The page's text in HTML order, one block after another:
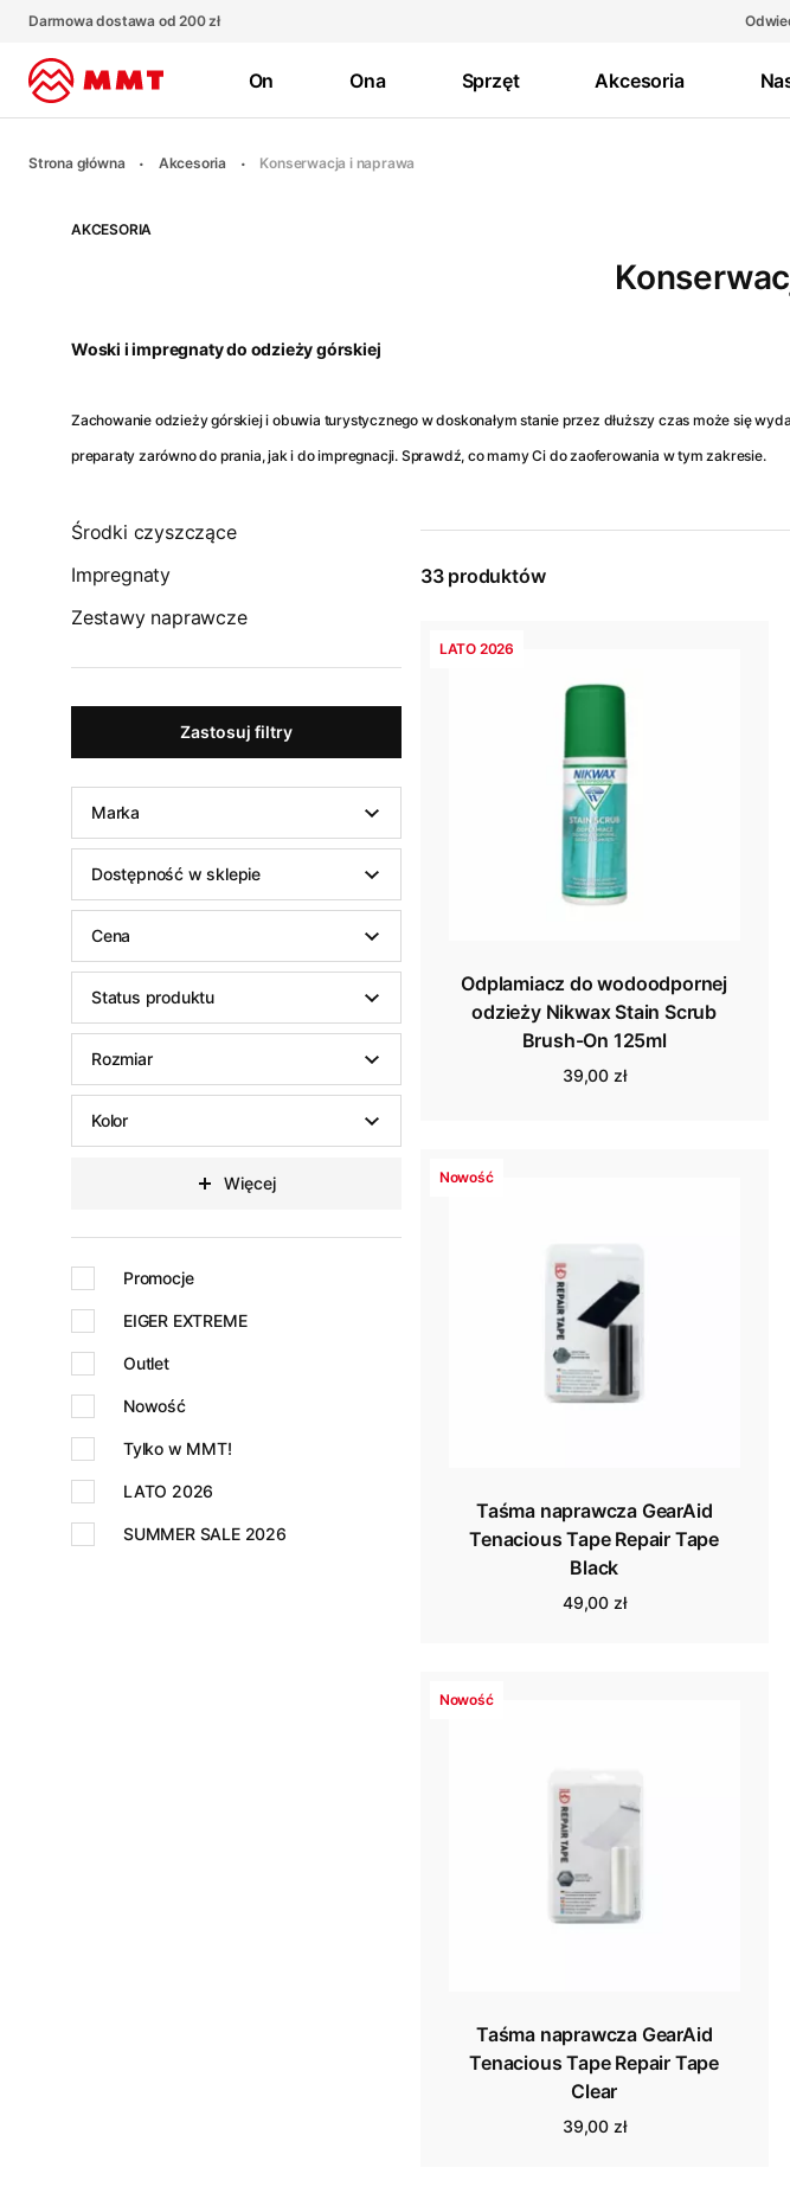
Darmowa dostawa od 200 zł
On Ona Sprzęt Akcesoria
Strona główna Akcesoria Konserwacja i naprawa
AKCESORIA
Woski i impregnaty do odzieży górskiej
Zachowanie odzieży górskiej i obuwia turystycznego w doskonałym stanie przez dłuższy czas może się
preparaty zarówno do prania, jak i do impregnacji. Sprawdź, co mamy Ci do zaoferowania w tym zakresie.
Środki czyszczące
Impregnaty
Zestawy naprawcze
Zastosuj filtry
Dostępność w sklepie
Cena
Marka
Status produktu
Rozmiar
Kolor
Więcej
Promocje
EIGER EXTREME
Outlet
Nowość
Tylko w MMT!
LATO 2026
SUMMER SALE 2026
33 produktów
LATO 2026
Odplamiacz do wodoodpornej
odzieży Nikwax Stain Scrub
Brush-On 125ml
39,00 zł
Nowość
Taśma naprawcza GearAid
Tenacious Tape Repair Tape
Black
49,00 zł
Nowość
Taśma naprawcza GearAid
Tenacious Tape Repair Tape
Clear
39,00 zł